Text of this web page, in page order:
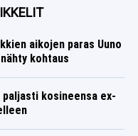
aikojen paras Uuno
kohtaus
paljasti kosineensa ex-